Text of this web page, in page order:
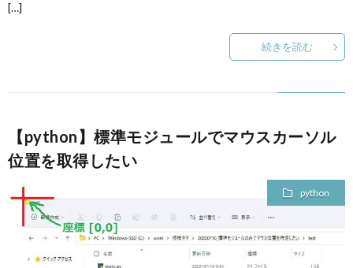
[…]
続きを読む
【python】標準モジュールでマウスカーソル
位置を取得したい
python